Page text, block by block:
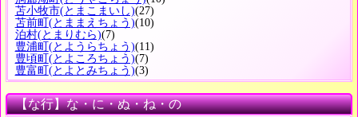
苫小牧市(とまこまいし)(27)
苫前町 (とままえちょう)(10)
泊村(とまりむら)(7)
豊浦町 (とようらちょう)(11)
豊頃町 (とよころちょう)(7)
豊富町 (とよとみちょう)(3)
【な行】な・に・ぬ・ね・の